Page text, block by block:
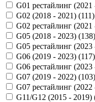
G01 рестайлинг
G02 (2018 - 2021) (111)
G02 рестайлинг
G05 (2018 - 2023) (138)
G05 рестайлинг
G06 (2019 - 2023) (117)
G06 рестайлинг
G07 (2019 - 2022) (103)
G07 рестайлинг
G11/G12 (2015 - 2019)